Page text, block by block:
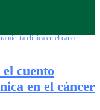
cuento
en el cáncer